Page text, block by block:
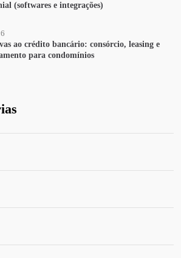
(softwares e integrações)
ao crédito bancário: consórcio, leasing e
para condomínios